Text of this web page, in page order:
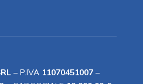
– P.IVA 11070451007–